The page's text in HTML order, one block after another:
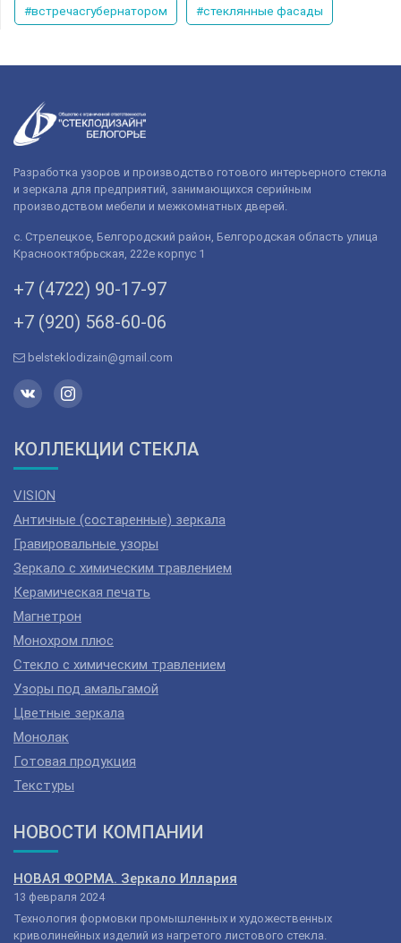
#встречасгубернатором #стеклянные фасады
Разработка узоров и производство готового интерьерного стекла
и зеркала для предприятий, занимающихся серийным
производством мебели и межкомнатных дверей.
с. Стрелецкое, Белгородский район, Белгородская область улица
Краснооктябрьская, 222е корпус 1
+7 (4722) 90-­17-­97
+7 (920) 568­-60-06
belsteklodizain@gmail.com
КОЛЛЕКЦИИ СТЕКЛА
VISION
Античные (состаренные) зеркала
Гравировальные узоры
Зеркало с химическим травлением
Керамическая печать
Магнетрон
Монохром плюс
Стекло с химическим травлением
Узоры под амальгамой
Цветные зеркала
Монолак
Готовая продукция
Текстуры
НОВОСТИ КОМПАНИИ
НОВАЯ ФОРМА. Зеркало Иллария
13 февраля 2024
Технология формовки промышленных и художественных
криволинейных изделий из нагретого листового стекла.